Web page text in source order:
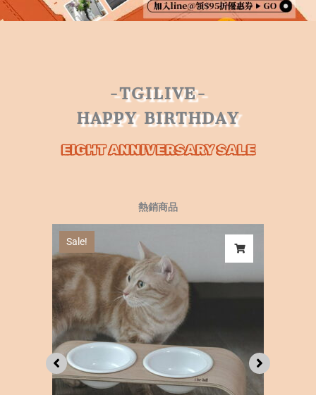
-TGILIVE-
HAPPY BIRTHDAY
EIGHT ANNIVERSARY SALE
熱銷商品